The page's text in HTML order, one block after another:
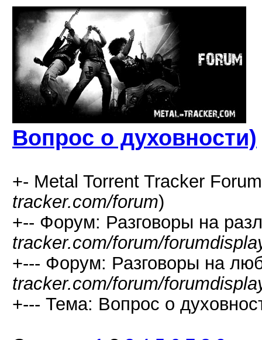
Вопрос о духовности)
+- Metal Torrent Tracker
tracker.com/forum)
+-- Форум: Разговоры на
tracker.com/forum/
+--- Форум: Разговоры на
tracker.com/forum/
+--- Тема: Вопрос о